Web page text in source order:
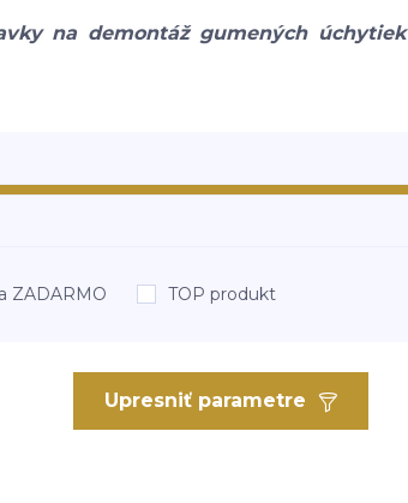
na demontáž gumených
Upresniť parametre
ZADARMO TOP produkt